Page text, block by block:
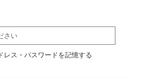
レス・パスワードを記憶する